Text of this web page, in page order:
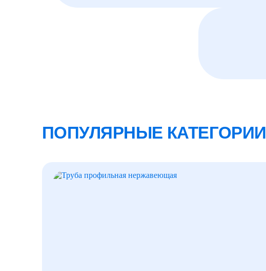
ПОПУЛЯРНЫЕ КАТЕГОРИИ